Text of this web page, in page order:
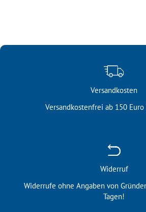
Versandkosten
Versandkostenfrei ab 150
Widerruf
Widerrufe ohne Angaben von
Tagen!